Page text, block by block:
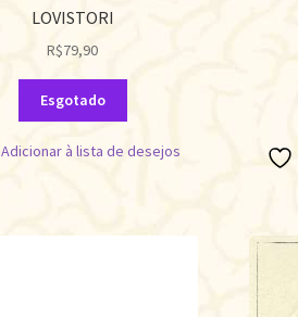
LOVISTORI
R$79,90
Esgotado
Adicionar à lista de desejos